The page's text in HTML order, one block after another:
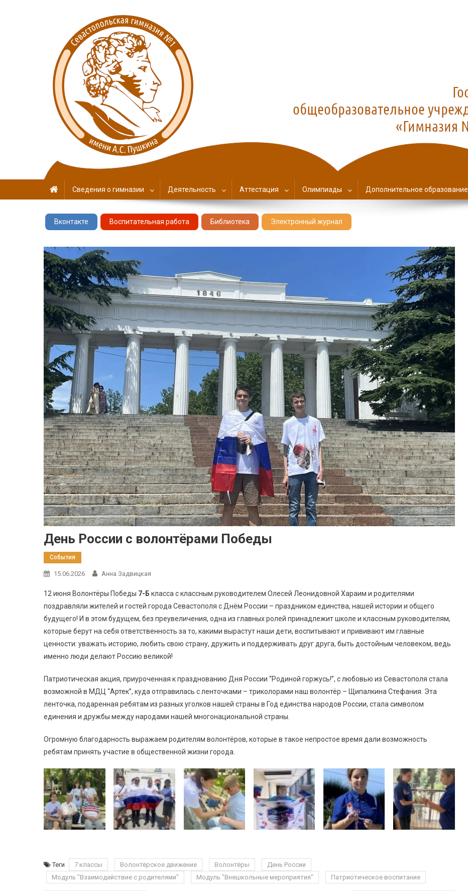
Севастопольская гимназия №1
имени А. С. Пушкина
Сведения о гимназии Деятельность Аттестация Олимпиады Дополнительное образование
Вконтакте Воспитательная работа Библиотека Электронный журнал
День России с волонтёрами Победы
События
15.06.2026 Анна Задвицкая
12 июня Волонтёры Победы 7-Б класса с классным руководителем Олесей Леонидовной Хараим и родителями
поздравляли жителей и гостей города Севастополя с Днём России – праздником единства, нашей истории и общего
будущего! И в этом будущем, без преувеличения, одна из главных ролей принадлежит школе и классным руководителям,
которые берут на себя ответственность за то, какими вырастут наши дети, воспитывают и прививают им главные
ценности: уважать историю, любить свою страну, дружить и поддерживать друг друга, быть достойным человеком, ведь
именно люди делают Россию великой!
Патриотическая акция, приуроченная к празднованию Дня России “Родиной горжусь!”, с любовью из Севастополя стала
возможной в МДЦ “Артек”, куда отправилась с ленточками – триколорами наш волонтёр – Щипалкина Стефания. Эта
ленточка, подаренная ребятам из разных уголков нашей страны в Год единства народов России, стала символом
единения и дружбы между народами нашей многонациональной страны.
Огромную благодарность выражаем родителям волонтёров, которые в такое непростое время дали возможность
ребятам принять участие в общественной жизни города.
Теги 7 классы Волонтёрское движение Волонтёры
День России
Модуль "Взаимодействие с родителями"
Модуль "Внешкольные мероприятия" Патриотическое воспитание